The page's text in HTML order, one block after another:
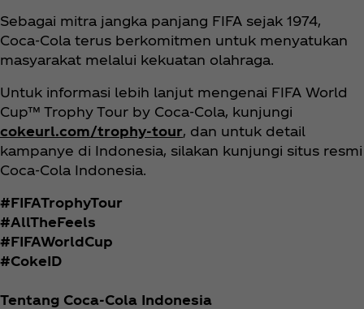
Sebagai mitra jangka panjang FIFA sejak 1974,
Coca‑Cola terus berkomitmen untuk menyatukan
masyarakat melalui kekuatan olahraga.
Untuk informasi lebih lanjut mengenai FIFA World
Cup™ Trophy Tour by Coca‑Cola, kunjungi
cokeurl.com/trophy-tour, dan untuk detail
kampanye di Indonesia, silakan kunjungi situs resmi
Coca‑Cola Indonesia.
#FIFATrophyTour
#AllTheFeels
#FIFAWorldCup
#CokeID
Tentang Coca‑Cola Indonesia